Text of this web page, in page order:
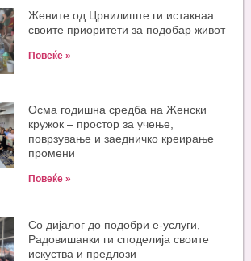
Жените од Црнилиште ги истакнаа
своите приоритети за подобар живот
Повеќе »
Oсма годишна средба на Женски
кружок – простор за учење,
поврзување и заедничко креирање
промени
Повеќе »
Со дијалог до подобри е-услуги,
Радовишанки ги споделија своите
искуства и предлози